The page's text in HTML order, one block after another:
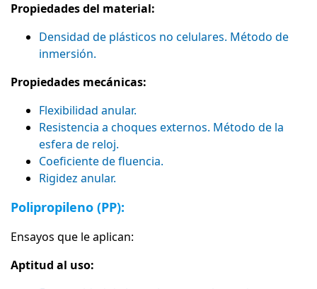
Propiedades del material:
Densidad de plásticos no celulares. Método de
inmersión.
Propiedades mecánicas:
Flexibilidad anular.
Resistencia a choques externos. Método de la
esfera de reloj.
Coeficiente de fluencia.
Rigidez anular.
Polipropileno (PP):
Ensayos que le aplican:
Aptitud al uso: